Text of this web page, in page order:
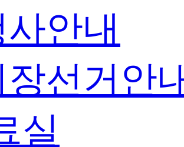
사안내
장선거안
실